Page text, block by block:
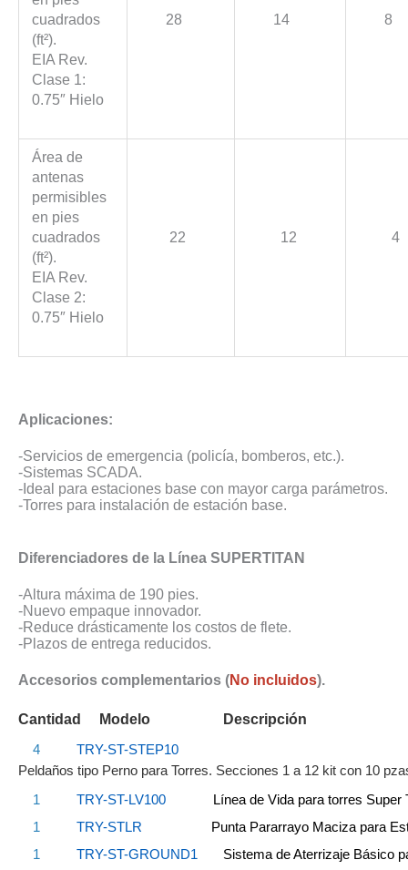
cuadrados
(ft²).
EIA Rev.
Clase 1:
0.75″ Hielo
28 14 8
Área de
antenas
permisibles
en pies
cuadrados
(ft²).
EIA Rev.
Clase 2:
0.75″ Hielo
22 12 4
Aplicaciones:
-Servicios de emergencia (policía, bomberos, etc.).
​-Sistemas SCADA.
-Ideal para estaciones base con mayor carga parámetros.
-Torres para instalación de estación base.
Diferenciadores de la Línea SUPERTITAN
-Altura máxima de 190 pies.
-Nuevo empaque innovador.
-Reduce drásticamente los costos de flete.
-Plazos de entrega reducidos.
Accesorios complementarios (No incluidos).
Cantidad Modelo Descripción
4 TRY-ST-STEP10
Peldaños tipo Perno para Torres. Secciones 1 a 12 kit con 10
1 TRY-ST-LV100
Línea de Vida para torres
1 TRY-STLR
Punta Pararrayo Maciza para
1 TRY-ST-GROUND1 Sistema de Aterrizaje Básico